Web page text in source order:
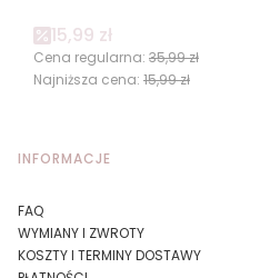
Cena promocyjna
15,99 zł
Cena regularna: 35,99 zł
Najniższa cena: 15,99 zł
Linki w stopce
INFORMACJE
FAQ
WYMIANY I ZWROTY
KOSZTY I TERMINY DOSTAWY